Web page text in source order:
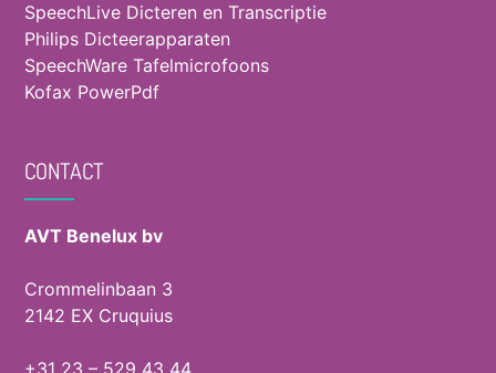
SpeechLive Dicteren en Transcriptie
Philips Dicteerapparaten
SpeechWare Tafelmicrofoons
Kofax PowerPdf
CONTACT
AVT Benelux bv
Crommelinbaan 3
2142 EX Cruquius